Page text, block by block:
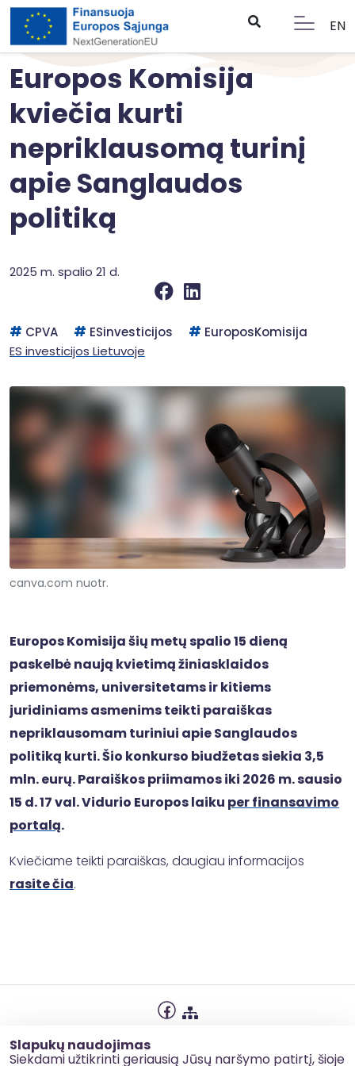
Slapukų naudojimas
Siekdami užtikrinti geriausią Jūsų naršymo patirtį, šioje
EN
Europos Komisija
kviečia kurti
nepriklausomą turinį
apie Sanglaudos
politiką
2025 m. spalio 21 d.
CPVA ESinvesticijos
EuroposKomisija
ES investicijos Lietuvoje
canva.com nuotr.
Europos Komisija šių metų spalio 15 dieną
paskelbė naują kvietimą žiniasklaidos
priemonėms, universitetams ir kitiems
juridiniams asmenims teikti paraiškas
nepriklausomam turiniui apie Sanglaudos
politiką kurti. Šio konkurso biudžetas siekia 3,5
mln. eurų. Paraiškos priimamos iki 2026 m. sausio
15 d. 17 val. Vidurio Europos laiku per finansavimo
portalą.
Kviečiame teikti paraiškas, daugiau informacijos
rasite čia.
Slapukų naudojimas